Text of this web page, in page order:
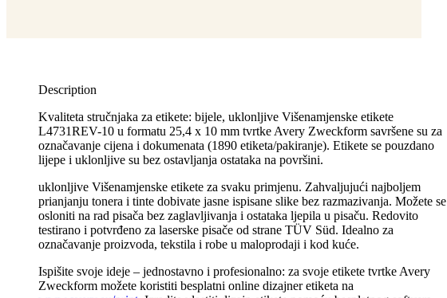
Description
Kvaliteta stručnjaka za etikete: bijele, uklonljive Višenamjenske etikete
L4731REV-10 u formatu 25,4 x 10 mm tvrtke Avery Zweckform savršene su za
označavanje cijena i dokumenata (1890 etiketa/pakiranje). Etikete se pouzdano
lijepe i uklonljive su bez ostavljanja ostataka na površini.
uklonljive Višenamjenske etikete za svaku primjenu. Zahvaljujući najboljem
prianjanju tonera i tinte dobivate jasne ispisane slike bez razmazivanja. Možete se
osloniti na rad pisača bez zaglavljivanja i ostataka ljepila u pisaču. Redovito
testirano i potvrđeno za laserske pisače od strane TÜV Süd. Idealno za
označavanje proizvoda, tekstila i robe u maloprodaji i kod kuće.
Ispišite svoje ideje – jednostavno i profesionalno: za svoje etikete tvrtke Avery
Zweckform možete koristiti besplatni online dizajner etiketa na